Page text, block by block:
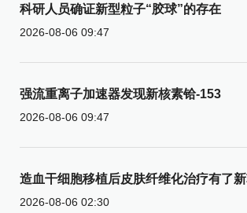
科研人员确证新型粒子“胶球”的存在
2026-08-06 09:47
强流重离子加速器发现新核素铪-153
2026-08-06 09:47
造血干细胞移植后皮肤纤维化治疗有了
2026-08-06 02:30